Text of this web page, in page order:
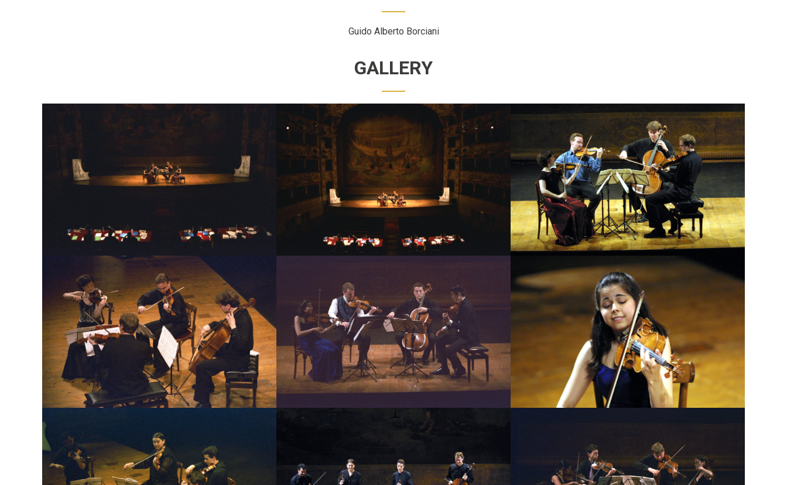
Guido Alberto Borciani
GALLERY
Quartetto Kuss
Quartetto Kuss Quartetto Pacifica